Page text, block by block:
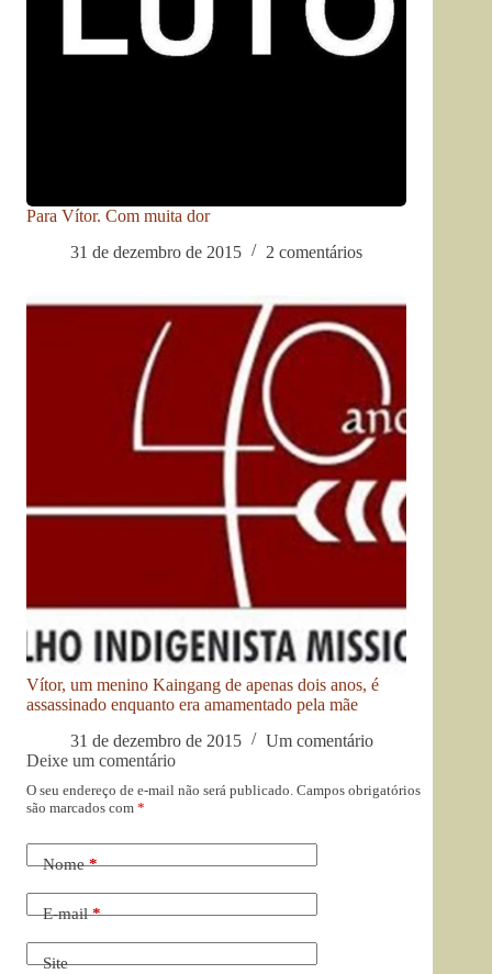
Para Vítor. Com muita dor
31 de dezembro de 2015
2 comentários
Vítor, um menino Kaingang de apenas dois anos, é
assassinado enquanto era amamentado pela mãe
31 de dezembro de 2015
Um comentário
Deixe um comentário
O seu endereço de e-mail não será publicado. Campos obrigatórios
são marcados com *
Nome*
E-mail*
Site